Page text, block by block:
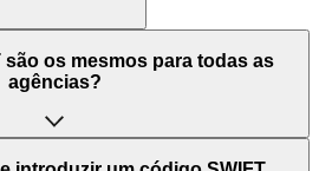
"Society for Worldwide
(Sociedade para
rede mundial onde se
países. Por outro lado, BIC
são os mesmos para todas as
agências?